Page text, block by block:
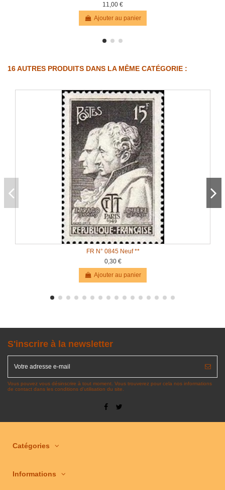
11,00 €
Ajouter au panier
16 AUTRES PRODUITS DANS LA MÊME CATÉGORIE :
FR N° 0845 Neuf **
0,30 €
Ajouter au panier
S'inscrire à la newsletter
Vous pouvez vous désinscrire à tout moment. Vous trouverez pour cela nos informations
de contact dans les conditions d'utilisation du site.
Catégories
Informations